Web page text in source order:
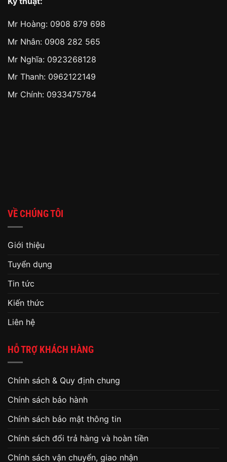
Mr Hoàng: 0908 879 698
Mr Nhân: 0908 282 565
Mr Nghĩa: 0923268128
Mr Thanh: 0962122149
Mr Chính: 0933475784
VỀ CHÚNG TÔI
Giới thiệu
Tuyển dụng
Tin tức
Kiến thức
Liên hệ
HỖ TRỢ KHÁCH HÀNG
Chính sách & Quy định chung
Chính sách bảo hành
Chính sách bảo mật thông tin
Chính sách đổi trả hàng và hoàn tiền
Chính sách vận chuyển, giao nhận